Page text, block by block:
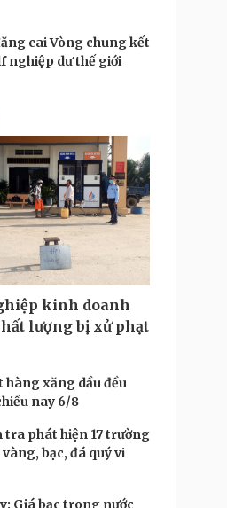
cai Vòng chung kết
nghiệp dư thế giới
kinh doanh
lượng bị xử phạt
hàng xăng dầu đều
nay 6/8
phát hiện 17 trường
bạc, đá quý vi
Giá bạc trong nước